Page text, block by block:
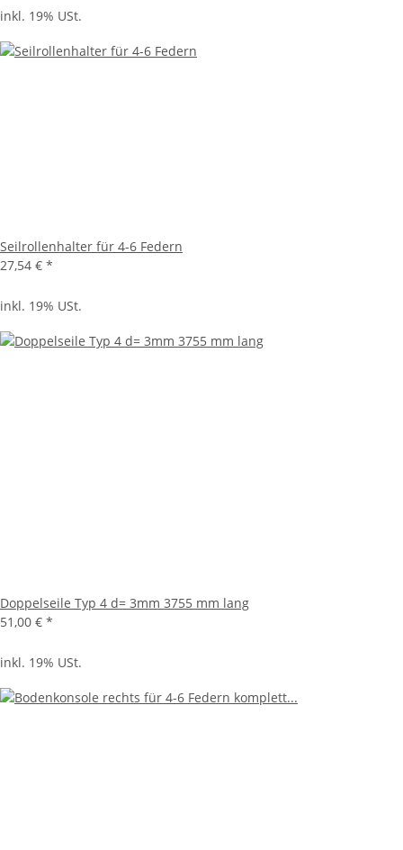
inkl. 19% USt.
Seilrollenhalter für 4-6 Federn
27,54 € *
inkl. 19% USt.
Doppelseile Typ 4 d= 3mm 3755 mm lang
51,00 € *
inkl. 19% USt.